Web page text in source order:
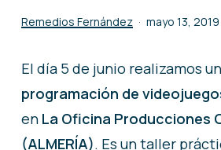
Remedios Fernández mayo 13, 2019
El día 5 de junio realizamos un
programación de
en La Oficina Producciones
(ALMERÍA). Es un taller